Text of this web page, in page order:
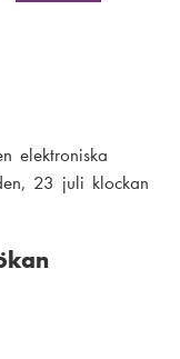
elektroniska
23 juli klockan